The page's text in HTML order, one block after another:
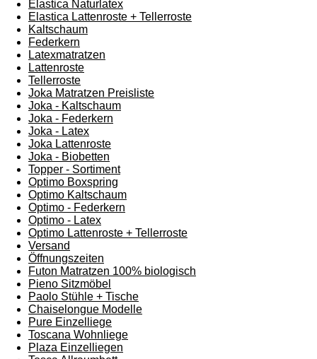
Elastica Naturlatex
Elastica Lattenroste + Tellerroste
Kaltschaum
Federkern
Latexmatratzen
Lattenroste
Tellerroste
Joka Matratzen Preisliste
Joka - Kaltschaum
Joka - Federkern
Joka - Latex
Joka Lattenroste
Joka - Biobetten
Topper - Sortiment
Optimo Boxspring
Optimo Kaltschaum
Optimo - Federkern
Optimo - Latex
Optimo Lattenroste + Tellerroste
Versand
Öffnungszeiten
Futon Matratzen 100% biologisch
Pieno Sitzmöbel
Paolo Stühle + Tische
Chaiselongue Modelle
Pure Einzelliege
Toscana Wohnliege
Plaza Einzelliegen